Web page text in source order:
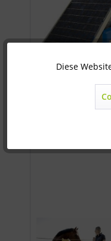
Technisch notwendig
Diese